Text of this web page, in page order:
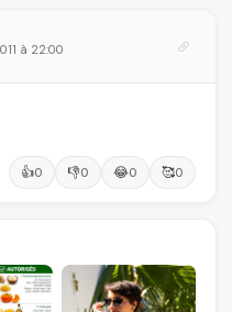
à 22:00
👍0 👎0 😂0 🥰0